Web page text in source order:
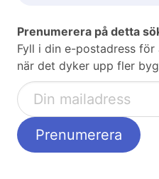
Prenumerera på detta
Fyll i din e-postadress
när det dyker upp fler